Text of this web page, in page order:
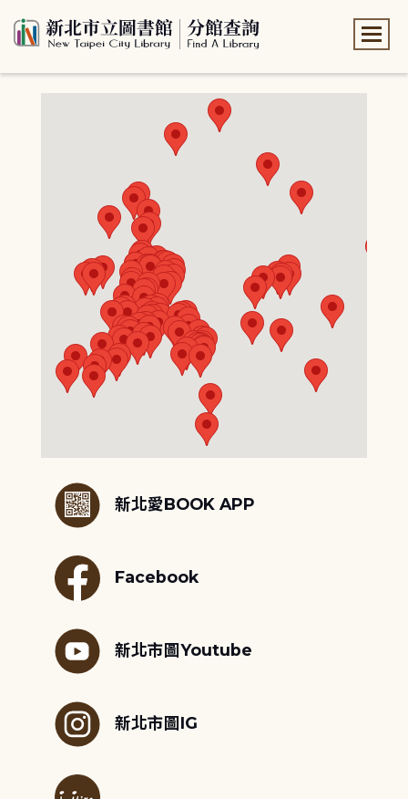
新北愛BOOK APP
Facebook
新北市圖Youtube
新北市圖IG